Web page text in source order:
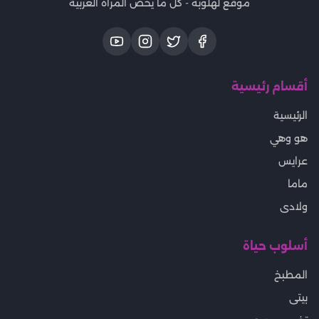
موقع لهلوبه - كل ما يخص المرأة العربية
أقسام رئيسية
الرئيسية
هو وهي
عرايس
ماما
ولادى
أسلوب حياة
المطبخ
بيتى